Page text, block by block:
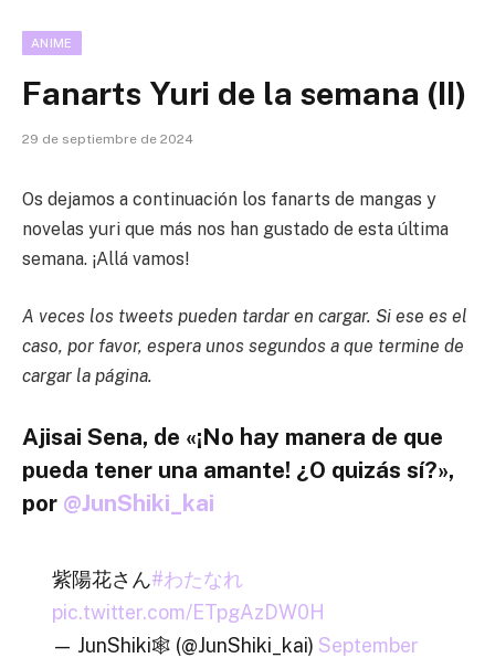
ANIME
Fanarts Yuri de la semana (II)
29 de septiembre de 2024
Os dejamos a continuación los fanarts de mangas y
novelas yuri que más nos han gustado de esta última
semana. ¡Allá vamos!
A veces los tweets pueden tardar en cargar. Si ese es el
caso, por favor, espera unos segundos a que termine de
cargar la página.
Ajisai Sena, de «¡No hay manera de que
pueda tener una amante! ¿O quizás sí?»,
por @JunShiki_kai
紫陽花さん#わたなれ
pic.twitter.com/ETpgAzDW0H
— JunShiki🕸️ (@JunShiki_kai) September